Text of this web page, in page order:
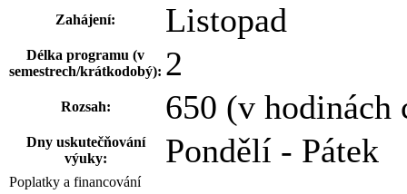
Zahájení: Listopad
Délka programu (v
semestrech/krátkodobý): 2
Rozsah: 650 (v hodinách
Dny uskutečňování
výuky:
Pondělí - Pátek
Poplatky a financování